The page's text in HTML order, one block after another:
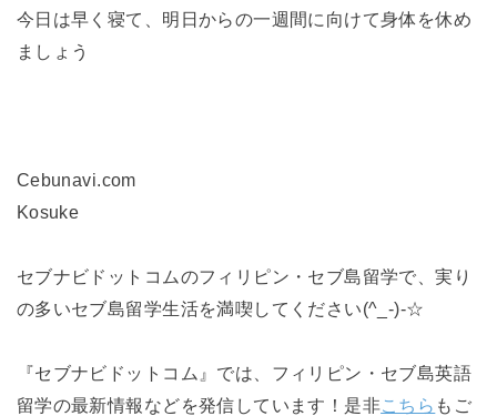
今日は早く寝て、明日からの一週間に向けて身体を休め
ましょう
Cebunavi.com
Kosuke
セブナビドットコムのフィリピン・セブ島留学で、実り
の多いセブ島留学生活を満喫してください(^_-)-☆
『セブナビドットコム』では、フィリピン・セブ島英語
留学の最新情報などを発信しています！是非 こちら もご